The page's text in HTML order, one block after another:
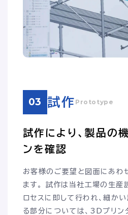
03 試作 Prototype
試作により、製品の
ンを確認
お客様のご要望と図面にあわ
ます。 試作は当社工場の生産
ロセスに即して行われ、細か
る部分については、3Dプリン